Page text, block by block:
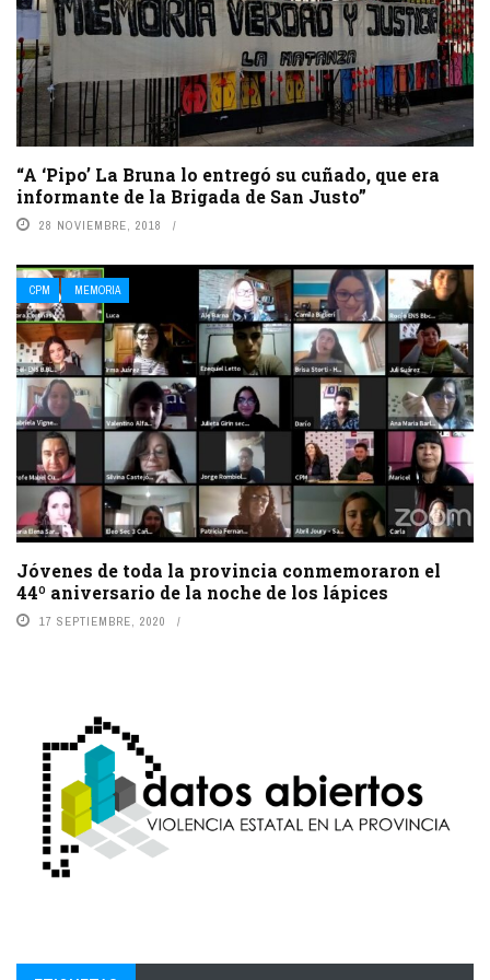
“A ‘Pipo’ La Bruna lo entregó su cuñado, que era
informante de la Brigada de San Justo”
28 NOVIEMBRE, 2018
CPM MEMORIA
Jóvenes de toda la provincia conmemoraron el
44º aniversario de la noche de los lápices
17 SEPTIEMBRE, 2020